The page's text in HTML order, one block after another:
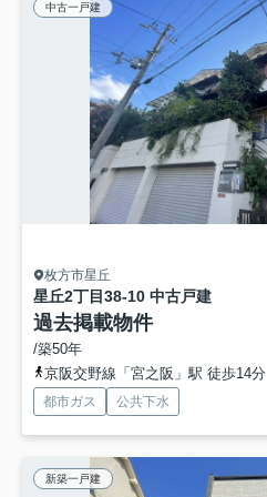
中古一戸建
枚方市星丘
星丘2丁目38-10 中古戸建
過去掲載物件
/築50年
京阪交野線「宮之阪」駅 徒歩14分
都市ガス 公共下水
新築一戸建